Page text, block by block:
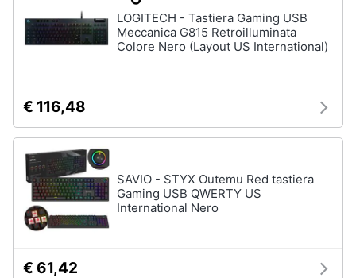
LOGITECH - Tastiera Gaming USB
Meccanica G815 Retroilluminata
Colore Nero (Layout US International)
€ 116,48
SAVIO - STYX Outemu Red tastiera
Gaming USB QWERTY US
International Nero
€ 61,42